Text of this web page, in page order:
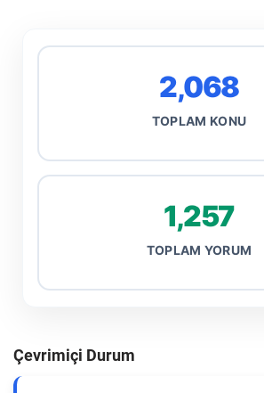
2,068
TOPLAM KONU
1,257
TOPLAM YORUM
Çevrimiçi Durum